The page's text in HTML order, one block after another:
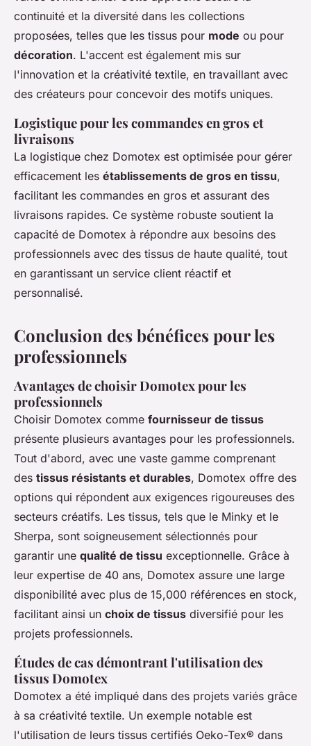
continuité et la diversité dans les collections
proposées, telles que les tissus pour mode ou pour
décoration. L'accent est également mis sur
l'innovation et la créativité textile, en travaillant avec
des créateurs pour concevoir des motifs uniques.
Logistique pour les commandes en gros et
livraisons
La logistique chez Domotex est optimisée pour gérer
efficacement les établissements de gros en tissu,
facilitant les commandes en gros et assurant des
livraisons rapides. Ce système robuste soutient la
capacité de Domotex à répondre aux besoins des
professionnels avec des tissus de haute qualité, tout
en garantissant un service client réactif et
personnalisé.
Conclusion des bénéfices pour les
professionnels
Avantages de choisir Domotex pour les
professionnels
Choisir Domotex comme fournisseur de tissus
présente plusieurs avantages pour les professionnels.
Tout d'abord, avec une vaste gamme comprenant
des tissus résistants et durables, Domotex offre des
options qui répondent aux exigences rigoureuses des
secteurs créatifs. Les tissus, tels que le Minky et le
Sherpa, sont soigneusement sélectionnés pour
garantir une qualité de tissu exceptionnelle. Grâce à
leur expertise de 40 ans, Domotex assure une large
disponibilité avec plus de 15,000 références en stock,
facilitant ainsi un choix de tissus diversifié pour les
projets professionnels.
Études de cas démontrant l'utilisation des
tissus Domotex
Domotex a été impliqué dans des projets variés grâce
à sa créativité textile. Un exemple notable est
l'utilisation de leurs tissus certifiés Oeko-Tex® dans